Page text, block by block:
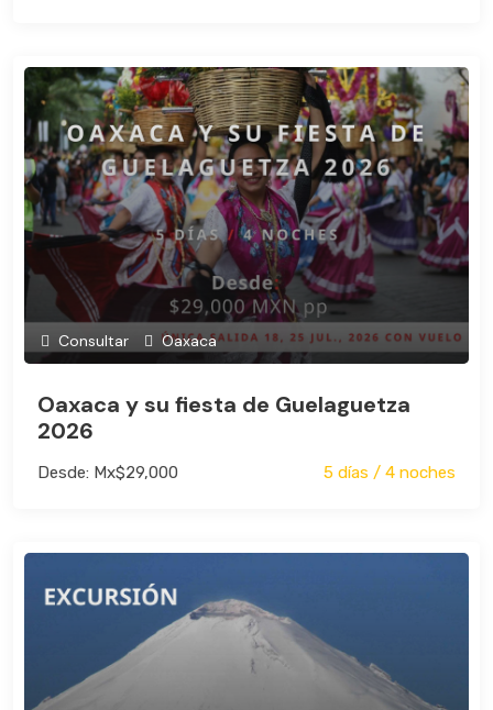
Consultar Oaxaca
Oaxaca y su fiesta de Guelaguetza
2026
Desde: Mx$29,000 5 días / 4 noches